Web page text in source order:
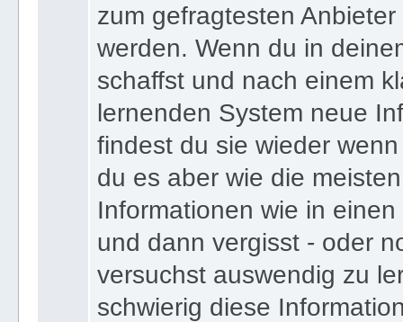
zum gefragtesten
werden. Wenn du in
schaffst und nach einem
lernenden System neue
findest du sie wieder
du es aber wie die
Informationen wie in
und dann vergisst - oder
versuchst auswendig zu
schwierig diese